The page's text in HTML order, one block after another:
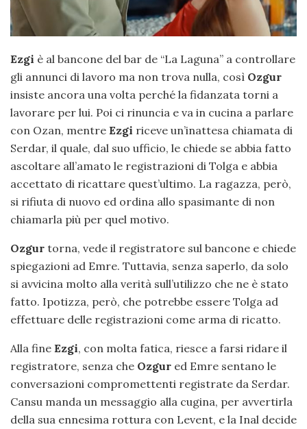
Ezgi è al bancone del bar de “La Laguna” a controllare
gli annunci di lavoro ma non trova nulla, così Ozgur
insiste ancora una volta perché la fidanzata torni a
lavorare per lui. Poi ci rinuncia e va in cucina a parlare
con Ozan, mentre Ezgi riceve un’inattesa chiamata di
Serdar, il quale, dal suo ufficio, le chiede se abbia fatto
ascoltare all’amato le registrazioni di Tolga e abbia
accettato di ricattare quest’ultimo. La ragazza, però,
si rifiuta di nuovo ed ordina allo spasimante di non
chiamarla più per quel motivo.
Ozgur torna, vede il registratore sul bancone e chiede
spiegazioni ad Emre. Tuttavia, senza saperlo, da solo
si avvicina molto alla verità sull’utilizzo che ne è stato
fatto. Ipotizza, però, che potrebbe essere Tolga ad
effettuare delle registrazioni come arma di ricatto.
Alla fine Ezgi, con molta fatica, riesce a farsi ridare il
registratore, senza che Ozgur ed Emre sentano le
conversazioni compromettenti registrate da Serdar.
Cansu manda un messaggio alla cugina, per avvertirla
della sua ennesima rottura con Levent, e la Inal decide